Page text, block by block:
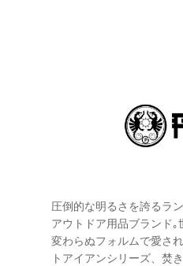
圧倒的な明るさを誇るラ
アウトドア用品ブランド
変わらぬフォルムで愛さ
トアイアンシリーズ、焚